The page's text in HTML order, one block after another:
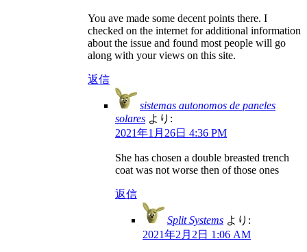
You ave made some decent points there. I
checked on the internet for additional information
about the issue and found most people will go
along with your views on this site.
返信
sistemas autonomos de paneles
solares より:
2021年1月26日 4:36 PM
She has chosen a double breasted trench
coat was not worse then of those ones
返信
Split Systems より:
2021年2月2日 1:06 AM